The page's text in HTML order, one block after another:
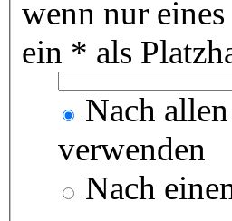
wenn nur
ein * als
Nach
verwenden
Nach